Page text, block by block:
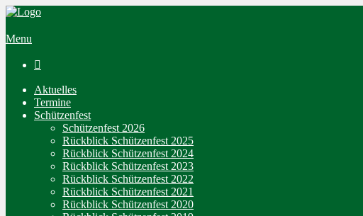
Menu

Aktuelles
Termine
Schützenfest
Schützenfest 2026
Rückblick Schützenfest 2025
Rückblick Schützenfest 2024
Rückblick Schützenfest 2023
Rückblick Schützenfest 2022
Rückblick Schützenfest 2021
Rückblick Schützenfest 2020